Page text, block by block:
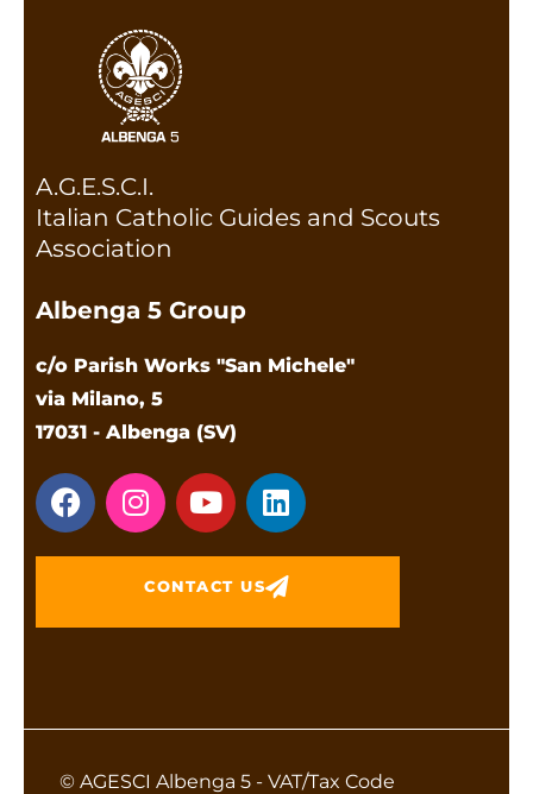
A.G.E.S.C.I.
Italian Catholic Guides and Scouts
Association
Albenga 5 Group
c/o Parish Works "San Michele"
via Milano, 5
17031 - Albenga (SV)
CONTACT US
© AGESCI Albenga 5 - VAT/Tax Code